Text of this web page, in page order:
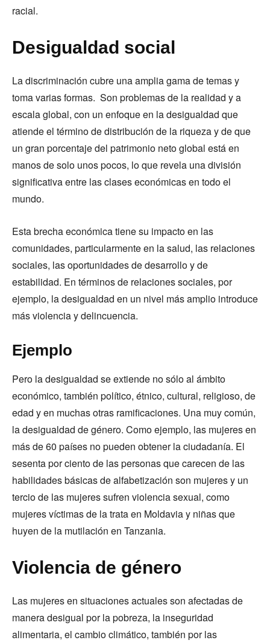
racial.
Desigualdad social
La discriminación cubre una amplia gama de temas y
toma varias formas. Son problemas de la realidad y a
escala global, con un enfoque en la desigualdad que
atiende el término de distribución de la riqueza y de que
un gran porcentaje del patrimonio neto global está en
manos de solo unos pocos, lo que revela una división
significativa entre las clases económicas en todo el
mundo.
Esta brecha económica tiene su impacto en las
comunidades, particularmente en la salud, las relaciones
sociales, las oportunidades de desarrollo y de
estabilidad. En términos de relaciones sociales, por
ejemplo, la desigualdad en un nivel más amplio introduce
más violencia y delincuencia.
Ejemplo
Pero la desigualdad se extiende no sólo al ámbito
económico, también político, étnico, cultural, religioso, de
edad y en muchas otras ramificaciones. Una muy común,
la desigualdad de género. Como ejemplo, las mujeres en
más de 60 países no pueden obtener la ciudadanía. El
sesenta por ciento de las personas que carecen de las
habilidades básicas de alfabetización son mujeres y un
tercio de las mujeres sufren violencia sexual, como
mujeres víctimas de la trata en Moldavia y niñas que
huyen de la mutilación en Tanzania.
Violencia de género
Las mujeres en situaciones actuales son afectadas de
manera desigual por la pobreza, la inseguridad
alimentaria, el cambio climático, también por las